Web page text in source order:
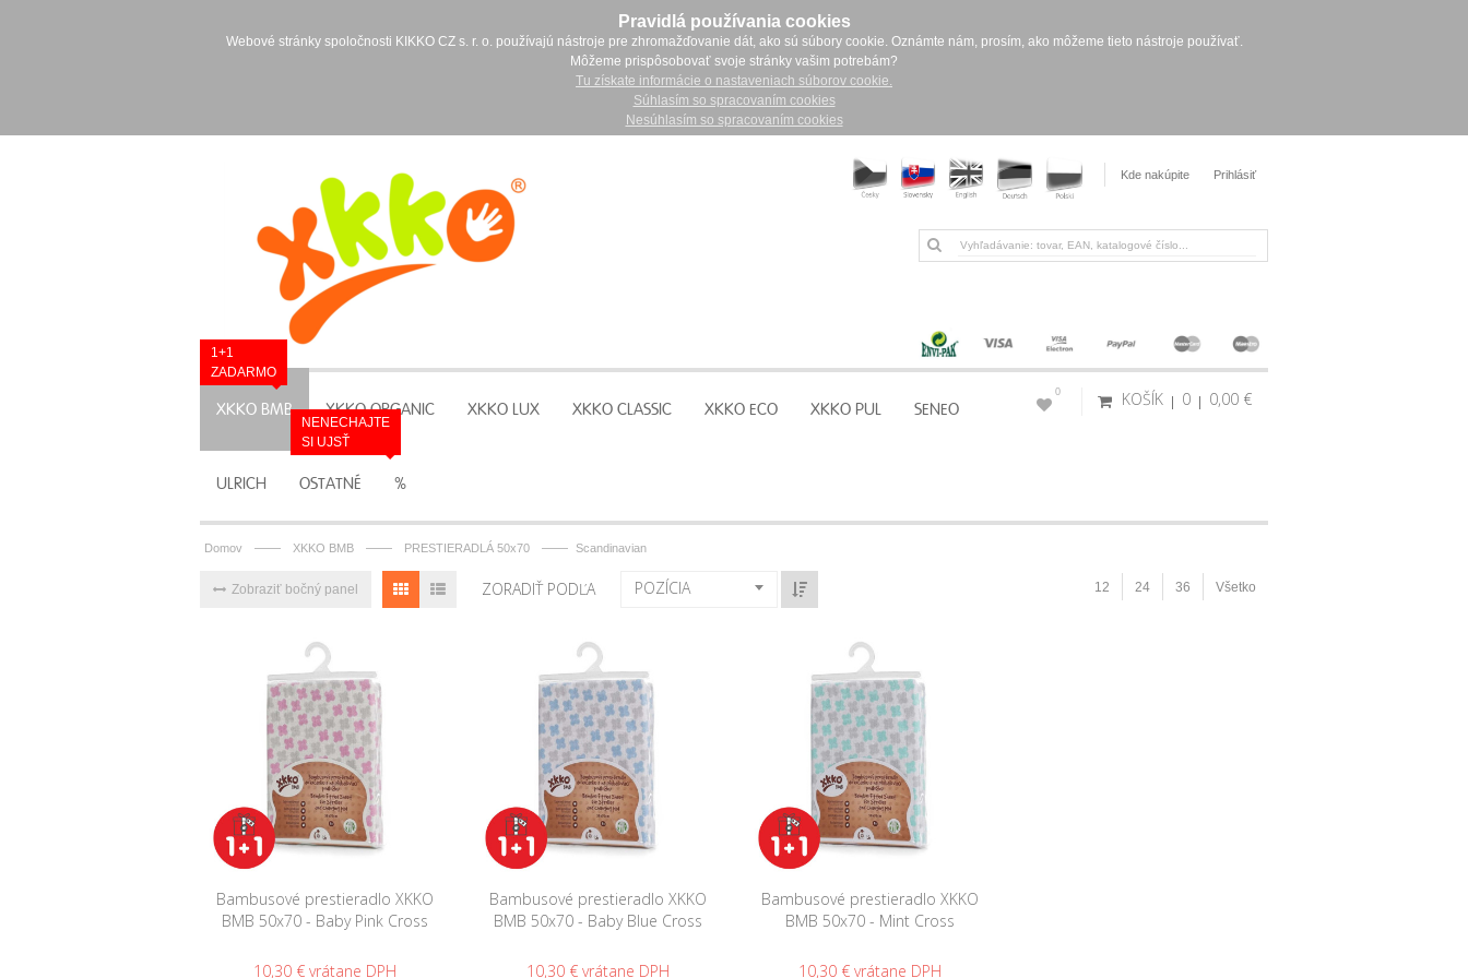
Pravidlá používania cookies
Webové stránky spoločnosti KIKKO CZ s. r. o. používajú nástroje pre zhromažďovanie dát, ako sú súbory cookie. Oznámte nám, prosím, ako môžeme tieto nástroje používať.
Môžeme prispôsobovať svoje stránky vašim potrebám?
Tu získate informácie o nastaveniach súborov cookie.
Súhlasím so spracovaním cookies
Nesúhlasím so spracovaním cookies
Kde nakúpite Prihlásiť
XKKO BMB
1+1
ZADARMO
XKKO ORGANIC XKKO LUX XKKO CLASSIC XKKO ECO XKKO PUL SENEO
ULRICH OSTATNÉ %
NENECHAJTE
SI UJSŤ
KOŠÍK 0 0,00 €
0
Domov —— XKKO BMB —— PRESTIERADLÁ 50x70 —— Scandinavian
Zobraziť bočný panel ZORADIŤ PODĽA POZÍCIA 12 24 36 Všetko
Bambusové prestieradlo XKKO
BMB 50x70 - Baby Pink Cross
10,30 €
Bambusové prestieradlo XKKO
BMB 50x70 - Baby Blue Cross
10,30 €
Bambusové prestieradlo XKKO
BMB 50x70 - Mint Cross
10,30 €